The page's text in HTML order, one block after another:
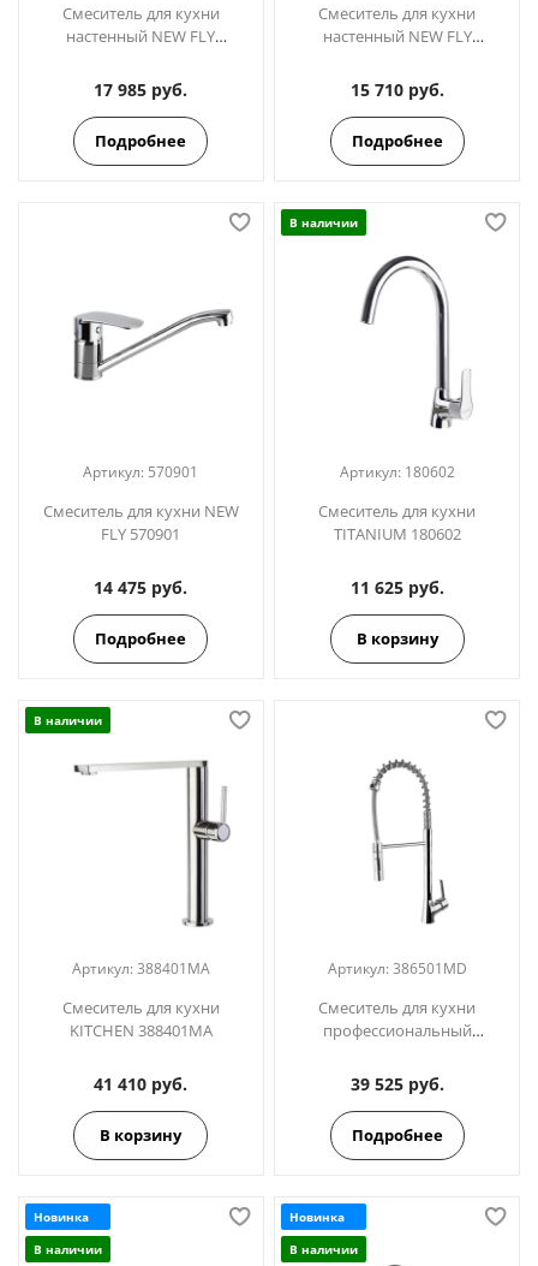
Смеситель для кухни
настенный NEW FLY
17 985 руб.
Подробнее
Смеситель для кухни
настенный NEW FLY
15 710 руб.
Подробнее
Артикул: 570901
Смеситель для кухни NEW
FLY 570901
14 475 руб.
Подробнее
В наличии
Артикул: 180602
Смеситель для кухни
TITANIUM 180602
11 625 руб.
В корзину
В наличии
Артикул: 388401MA
Смеситель для кухни
KITCHEN 388401MA
41 410 руб.
В корзину
Артикул: 386501MD
Смеситель для кухни
профессиональный
39 525 руб.
Подробнее
Новинка
В наличии
Новинка
В наличии